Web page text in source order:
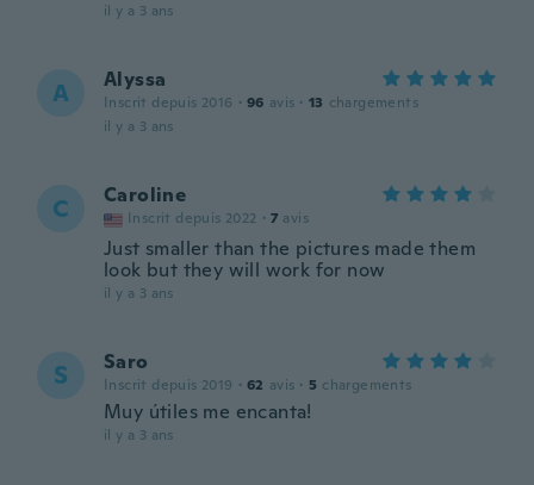
il y a 3 ans
A Alyssa
Inscrit depuis 2016 · 96 avis · 13 chargements
il y a 3 ans
C Caroline
Inscrit depuis 2022 · 7 avis
Just smaller than the pictures made them
look but they will work for now
il y a 3 ans
S Saro
Inscrit depuis 2019 · 62 avis · 5 chargements
Muy útiles me encanta!
il y a 3 ans